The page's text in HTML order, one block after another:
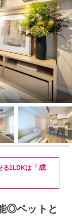
る1LDKは 「成
◎ペットと